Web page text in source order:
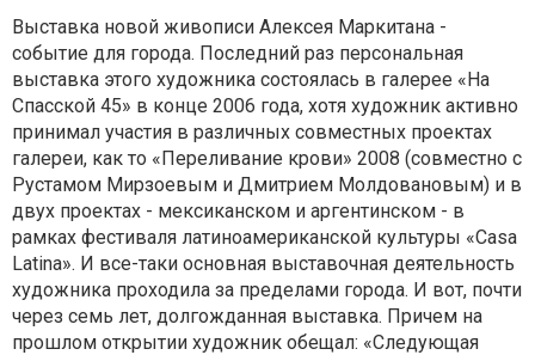
Выставка новой живописи Алексея Маркитана -
событие для города. Последний раз персональная
выставка этого художника состоялась в галерее «На
Спасской 45» в конце 2006 года, хотя художник активно
принимал участия в различных совместных проектах
галереи, как то «Переливание крови» 2008 (совместно с
Рустамом Мирзоевым и Дмитрием Молдовановым) и в
двух проектах - мексиканском и аргентинском - в
рамках фестиваля латиноамериканской культуры «Casa
Latina». И все-таки основная выставочная деятельность
художника проходила за пределами города. И вот, почти
через семь лет, долгожданная выставка. Причем на
прошлом открытии художник обещал: «Следующая